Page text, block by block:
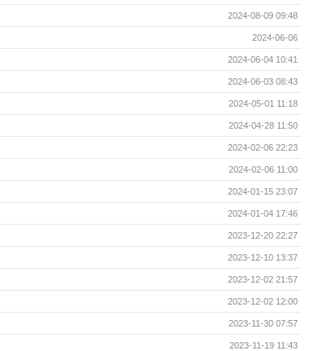
2024-08-09 09:48
2024-06-06
2024-06-04 10:41
2024-06-03 08:43
2024-05-01 11:18
2024-04-28 11:50
2024-02-06 22:23
2024-02-06 11:00
2024-01-15 23:07
2024-01-04 17:46
2023-12-20 22:27
2023-12-10 13:37
2023-12-02 21:57
2023-12-02 12:00
2023-11-30 07:57
2023-11-19 11:43